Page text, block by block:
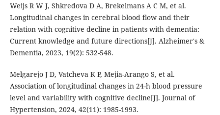
Weijs R W J, Shkredova D A, Brekelmans A C M, et al.
Longitudinal changes in cerebral blood flow and their
relation with cognitive decline in patients with dementia:
Current knowledge and future directions[J]. Alzheimer's &
Dementia, 2023, 19(2): 532-548.
Melgarejo J D, Vatcheva K P, Mejia-Arango S, et al.
Association of longitudinal changes in 24-h blood pressure
level and variability with cognitive decline[J]. Journal of
Hypertension, 2024, 42(11): 1985-1993.